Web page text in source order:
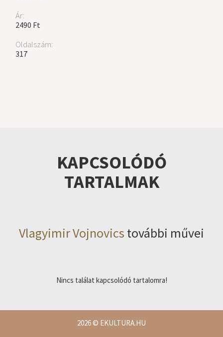
Ár:
2490 Ft
Oldalszám:
317
KAPCSOLÓDÓ
TARTALMAK
Vlagyimir Vojnovics további művei
Nincs találat kapcsolódó tartalomra!
2026© EKULTURA.HU